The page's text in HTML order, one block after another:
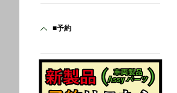
■予約